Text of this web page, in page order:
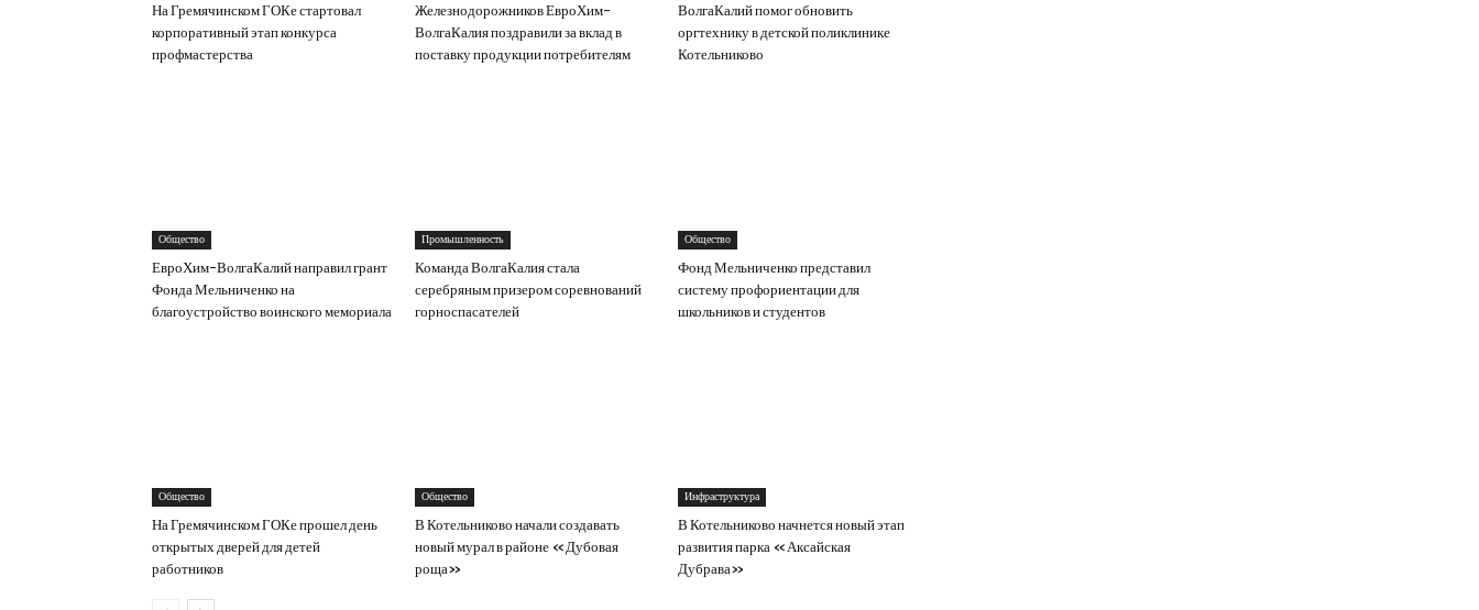
На Гремячинском ГОКе стартовал
корпоративный этап конкурса
профмастерства
Железнодорожников ЕвроХим-
ВолгаКалия поздравили за вклад в
поставку продукции потребителям
ВолгаКалий помог обновить
оргтехнику в детской поликлинике
Котельниково
Общество
ЕвроХим-ВолгаКалий направил грант
Фонда Мельниченко на
благоустройство воинского мемориала
Промышленность
Команда ВолгаКалия стала
серебряным призером соревнований
горноспасателей
Общество
Фонд Мельниченко представил
систему профориентации для
школьников и студентов
Общество
На Гремячинском ГОКе прошел день
открытых дверей для детей
работников
Общество
В Котельниково начали создавать
новый мурал в районе «Дубовая
роща»
Инфраструктура
В Котельниково начнется новый этап
развития парка «Аксайская
Дубрава»